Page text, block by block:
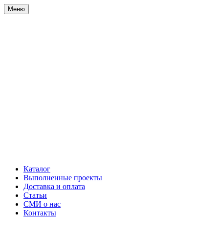
Меню
Каталог
Выполненные проекты
Доставка и оплата
Статьи
СМИ о нас
Контакты